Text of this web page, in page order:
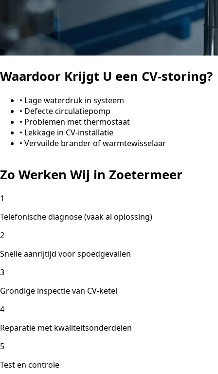
Waardoor Krijgt U een CV-storing?
• Lage waterdruk in systeem
• Defecte circulatiepomp
• Problemen met thermostaat
• Lekkage in CV-installatie
• Vervuilde brander of warmtewisselaar
Zo Werken Wij in Zoetermeer
1
Telefonische diagnose (vaak al oplossing)
2
Snelle aanrijtijd voor spoedgevallen
3
Grondige inspectie van CV-ketel
4
Reparatie met kwaliteitsonderdelen
5
Test en controle